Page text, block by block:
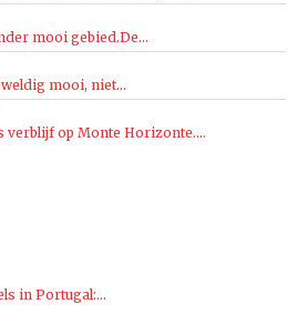
mooi gebied.De...
mooi, niet...
verblijf op Monte Horizonte....
in Portugal:…